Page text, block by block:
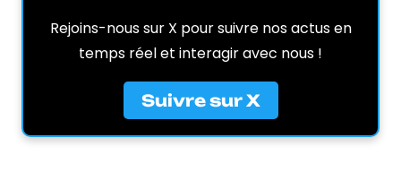
Rejoins-nous sur X pour suivre nos actus en
temps réel et interagir avec nous !
Suivre sur X